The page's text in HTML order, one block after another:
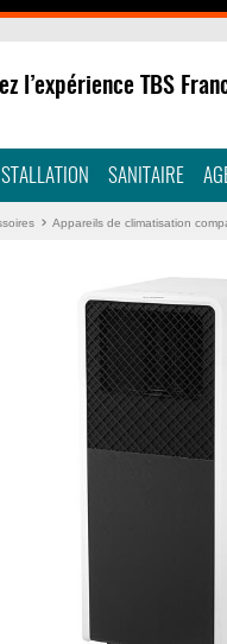
l’expérience TBS
SANITAIRE
Appareils de climatisation